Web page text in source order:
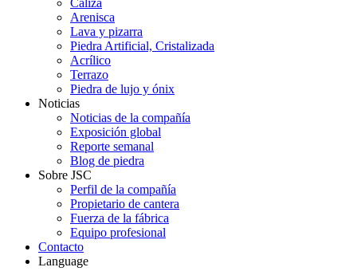
Caliza
Arenisca
Lava y pizarra
Piedra Artificial, Cristalizada
Acrílico
Terrazo
Piedra de lujo y ónix
Noticias
Noticias de la compañía
Exposición global
Reporte semanal
Blog de piedra
Sobre JSC
Perfil de la compañía
Propietario de cantera
Fuerza de la fábrica
Equipo profesional
Contacto
Language